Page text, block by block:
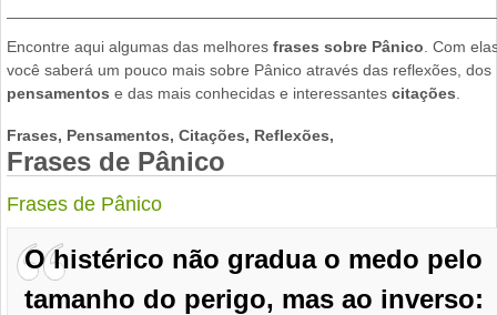
Encontre aqui algumas das melhores frases sobre Pânico . Com
você saberá um pouco mais sobre Pânico através das reflexões, dos
pensamentos e das mais conhecidas e interessantes citações
Frases, Pensamentos, Citações, Reflexões,
Frases de Pânico
Frases de Pânico
O histérico não gradua o medo pelo
tamanho do perigo, mas ao inverso: